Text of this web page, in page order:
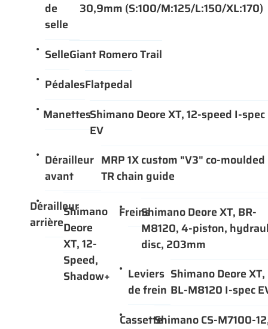
de
selle
30,9mm (S:100/M:125/L:150/XL:170)
SelleGiant Romero Trail
PédalesFlatpedal
ManettesShimano Deore XT, 12-speed I-spec
EV
Dérailleur
avant
MRP 1X custom "V3" co-moulded
TR chain guide
Dérailleur
arrière
Shimano
Deore
XT, 12-
Speed,
Shadow+
FreinsShimano Deore XT, BR-
M8120, 4-piston,
disc, 203mm
Leviers
de frein
Shimano Deore XT,
BL-M8120 I-spec
CassetteShimano CS-M7100-